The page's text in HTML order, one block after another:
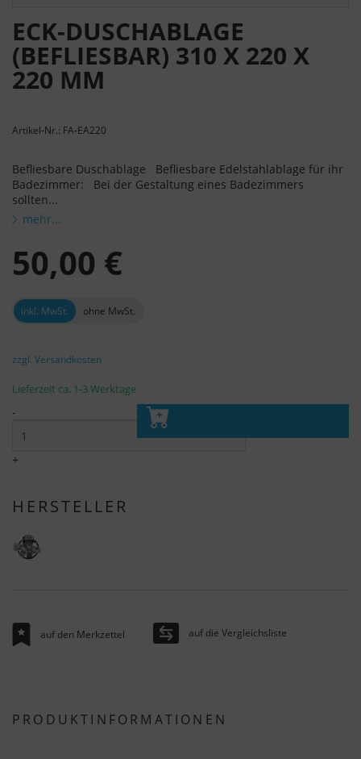
ECK-DUSCHABLAGE
(BEFLIESBAR) 310 X 220 X
220 MM
Artikel-Nr.: FA-EA220
Befliesbare Duschablage Befliesbare Edelstahlablage für ihr
Badezimmer: Bei der Gestaltung eines Badezimmers
sollten...
mehr...
50,00 €
inkl. MwSt. ohne MwSt.
zzgl. Versandkosten
Lieferzeit ca. 1-3 Werktage
-
+
In den Warenkorb
HERSTELLER
auf den Merkzettel auf die Vergleichsliste
PRODUKTINFORMATIONEN